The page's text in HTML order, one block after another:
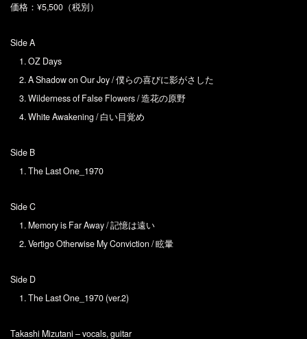
価格：¥5,500（税別）
Side A
1. OZ Days
2. A Shadow on Our Joy / 僕らの喜びに影がさした
3. Wilderness of False Flowers / 造花の原野
4. White Awakening / 白い目覚め
Side B
1. The Last One_1970
Side C
1. Memory is Far Away / 記憶は遠い
2. Vertigo Otherwise My Conviction / 眩暈
Side D
1. The Last One_1970 (ver.2)
Takashi Mizutani – vocals, guitar